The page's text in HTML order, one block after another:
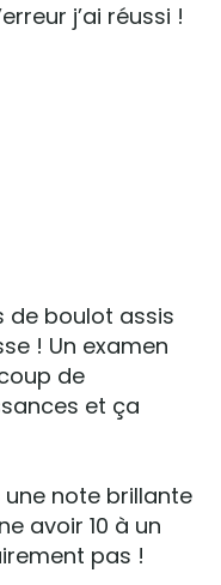
j’ai réussi !
de boulot assis
! Un examen
de
et ça
note brillante
avoir 10 à un
pas !